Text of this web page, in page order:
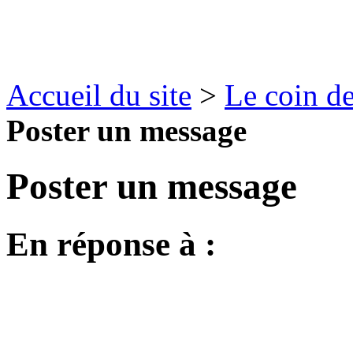
Accueil du site > Le coin
Poster un message
Poster un message
En réponse à :